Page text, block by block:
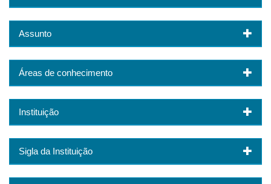
Assunto
Áreas de conhecimento
Instituição
Sigla da Instituição